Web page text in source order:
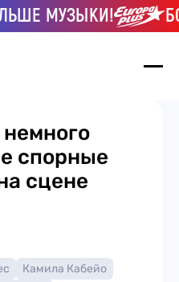
МУЗЫКИ!
спорные
сцене
Камила Кабейо